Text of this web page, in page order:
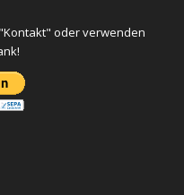
oder verwenden